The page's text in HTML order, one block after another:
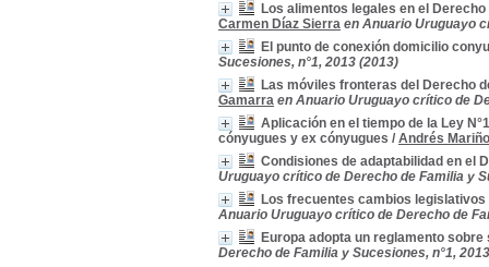
Los alimentos legales en el
Carmen Díaz Sierra en Anuario Uruguayo
El punto de conexión domicilio
Sucesiones, n°1, 2013 (2013)
Las móviles fronteras del Derecho
Gamarra en Anuario Uruguayo crítico de
Aplicación en el tiempo de la Ley
cónyugues y ex cónyugues / Andrés
Condisiones de adaptabilidad en el
Uruguayo crítico de Derecho de Familia y
Los frecuentes cambios
Anuario Uruguayo crítico de Derecho de
Europa adopta un reglamento
Derecho de Familia y Sucesiones, n°1,